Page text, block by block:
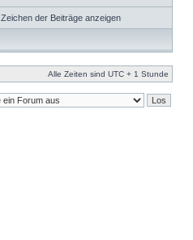
Zeichen der Beiträge anzeigen
Alle Zeiten sind UTC + 1 Stunde